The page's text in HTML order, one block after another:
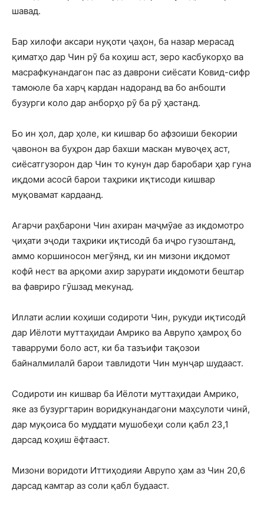
шавад.
Бар хилофи аксари нуқоти ҷаҳон, ба назар мерасад
қиматҳо дар Чин рӯ ба коҳиш аст, зеро касбукорҳо ва
масрафкунандагон пас аз даврони сиёсати Ковид-сифр
тамоюле ба харҷ кардан надоранд ва бо анбошти
бузурги коло дар анборҳо рӯ ба рӯ ҳастанд.
Бо ин ҳол, дар ҳоле, ки кишвар бо афзоиши бекории
ҷавонон ва буҳрон дар бахши маскан мувоҷеҳ аст,
сиёсатгузорон дар Чин то кунун дар баробари ҳар гуна
иқдоми асосӣ барои таҳрики иқтисоди кишвар
муқовамат кардаанд.
Агарчи раҳбарони Чин ахиран маҷмӯае аз иқдомотро
ҷиҳати эҷоди таҳрики иқтисодӣ ба иҷро гузоштанд,
аммо коршиносон мегӯянд, ки ин мизони иқдомот
кофӣ нест ва арқоми ахир зарурати иқдомоти бештар
ва фавриро гӯшзад мекунад.
Иллати аслии коҳиши содироти Чин, рукуди иқтисодӣ
дар Иёлоти муттаҳидаи Амрико ва Аврупо ҳамроҳ бо
таварруми боло аст, ки ба тазъифи тақозои
байналмилалӣ барои тавлидоти Чин мунҷар шудааст.
Содироти ин кишвар ба Иёлоти муттаҳидаи Амрико,
яке аз бузургтарин воридкунандагони маҳсулоти чинӣ,
дар муқоиса бо муддати мушобеҳи соли қабл 23,1
дарсад коҳиш ёфтааст.
Мизони воридоти Иттиҳодияи Аврупо ҳам аз Чин 20,6
дарсад камтар аз соли қабл будааст.